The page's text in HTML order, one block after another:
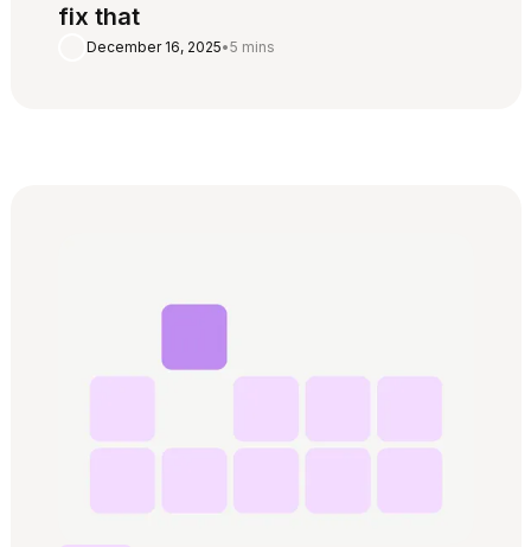
fix that
December 16, 2025•5 mins